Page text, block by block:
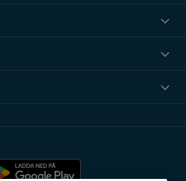
ut både hår och hårbotten, speciellt om
om du ändå måste använda